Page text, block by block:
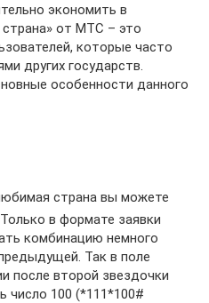
экономить в
от МТС – это
которые часто
других государств.
особенности данного
страна вы можете
в формате заявки
комбинацию немного
Так в поле
после второй звездочки
число 100 (*111*100#